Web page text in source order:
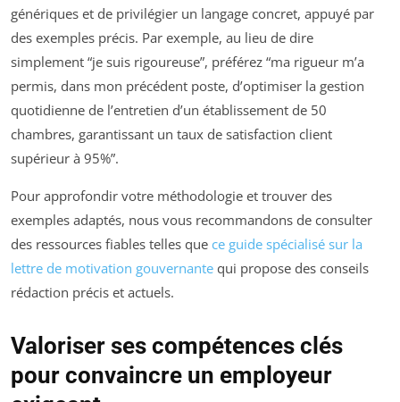
génériques et de privilégier un langage concret, appuyé par
des exemples précis. Par exemple, au lieu de dire
simplement “je suis rigoureuse”, préférez “ma rigueur m’a
permis, dans mon précédent poste, d’optimiser la gestion
quotidienne de l’entretien d’un établissement de 50
chambres, garantissant un taux de satisfaction client
supérieur à 95%”.
Pour approfondir votre méthodologie et trouver des
exemples adaptés, nous vous recommandons de consulter
des ressources fiables telles que ce guide spécialisé sur la
lettre de motivation gouvernante qui propose des conseils
rédaction précis et actuels.
Valoriser ses compétences clés
pour convaincre un employeur